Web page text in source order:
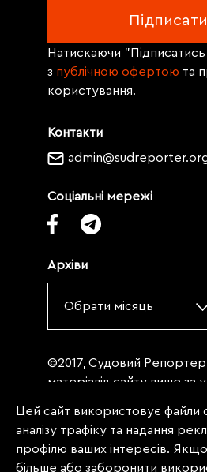
Контакти
Соціальні мережі
Архіви
Обрати місяць
Натискаючи
з публічною офертою та
користування.
©2017, Судовий
матеріалів сайту лише за
«Судовий репортер» не
абзацу. Матеріали, щодо
заборона на повну
Цей сайт використовує файли
аналізу трафіку та надання
профілю ваших інтересів.
більше або заборонити